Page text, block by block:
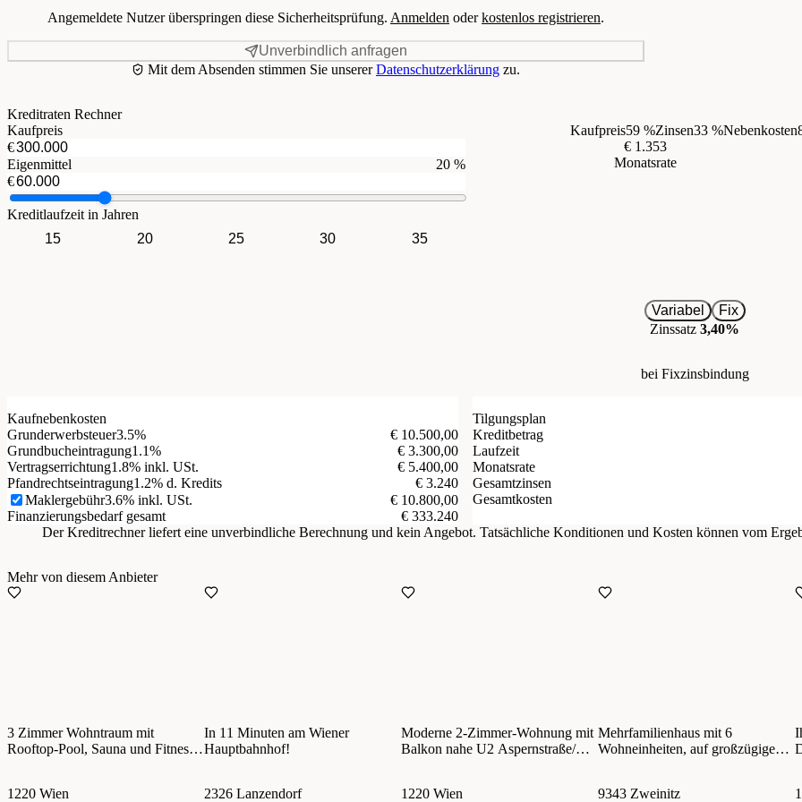
Angemeldete Nutzer überspringen diese Sicherheitsprüfung. Anmelden oderkostenlos registrieren.
Unverbindlich anfragen
Mit dem Absenden stimmen Sie unsererDatenschutzerklärung zu.
Kreditraten Rechner
Kaufpreis
€
Eigenmittel
20 %
€
Kreditlaufzeit in Jahren
15
20 25 30 35
Kaufpreis59 %Zinsen33 %Nebenkosten
€ 1.353
Monatsrate
Variabel
Fix
Zinssatz 3,40%
bei Fixzinsbindung
Kaufnebenkosten
Grunderwerbsteuer3.5%
€ 10.500,00
Grundbucheintragung1.1%
€ 3.300,00
Vertragserrichtung1.8% inkl. USt.
€ 5.400,00
Pfandrechtseintragung1.2% d. Kredits
€ 3.240
Maklergebühr3.6% inkl. USt.
€ 10.800,00
Finanzierungsbedarf gesamt
€ 333.240
Tilgungsplan
Kreditbetrag
Laufzeit
Monatsrate
Gesamtzinsen
Gesamtkosten
Der Kreditrechner liefert eine unverbindliche Berechnung und kein Angebot. Tatsächliche Konditionen und Kosten können vom
Mehr von diesem Anbieter
3 Zimmer Wohntraum mit
Rooftop-Pool, Sauna und Fitness!
1220 Wien
In 11 Minuten am Wiener
Hauptbahnhof!
2326 Lanzendorf
Moderne 2-Zimmer-Wohnung mit
Balkon nahe U2 Aspernstraße/
1220 Wien
Mehrfamilienhaus mit 6
Wohneinheiten, auf großzügigem
9343 Zweinitz